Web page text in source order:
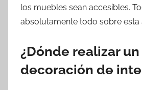
los muebles sean accesibles.
absolutamente todo sobre esta
¿Dónde realizar
decoración de